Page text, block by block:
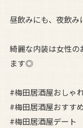
昼飲みにも、夜飲み
綺麗な内装は女性の
ます◎
#梅田居酒屋おしゃ
#梅田居酒屋おすすめ
#梅田居酒屋デート